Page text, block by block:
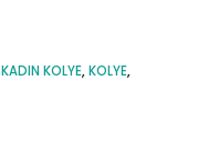
KADIN KOLYE,KOLYE,